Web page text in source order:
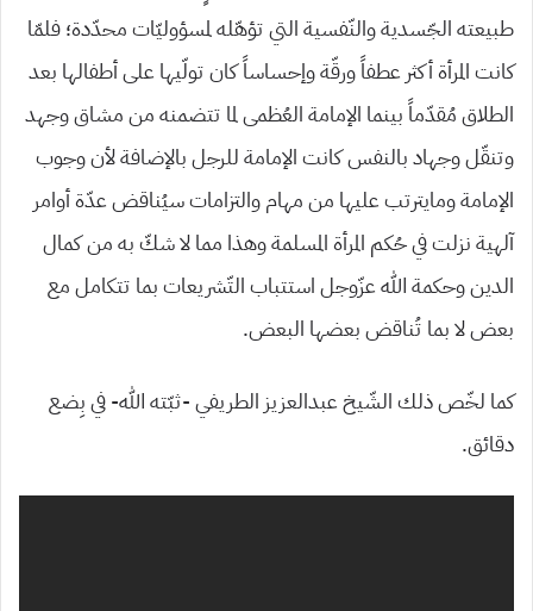
طبيعته الجّسدية والنّفسية التي تؤهّله لمسؤوليّات محدّدة؛ فلمّا
كانت المرأة أكثر عطفاً ورقّة وإحساساً كان تولّيها على أطفالها بعد
الطلاق مُقدّماً بينما الإمامة العُظمى لما تتضمنه من مشاق وجهد
وتنقّل وجهاد بالنفس كانت الإمامة للرجل بالإضافة لأن وجوب
الإمامة ومايترتب عليها من مهام والتزامات سيُناقض عدّة أوامر
آلهية نزلت في حُكم المرأة المسلمة وهذا مما لا شكّ به من كمال
الدين وحكمة الله عزّوجل استتباب التّشريعات بما تتكامل مع
بعض لا بما تُناقض بعضها البعض.
كما لخّص ذلك الشّيخ عبدالعزيز الطريفي -ثبّته الله- في بِضع
دقائق.